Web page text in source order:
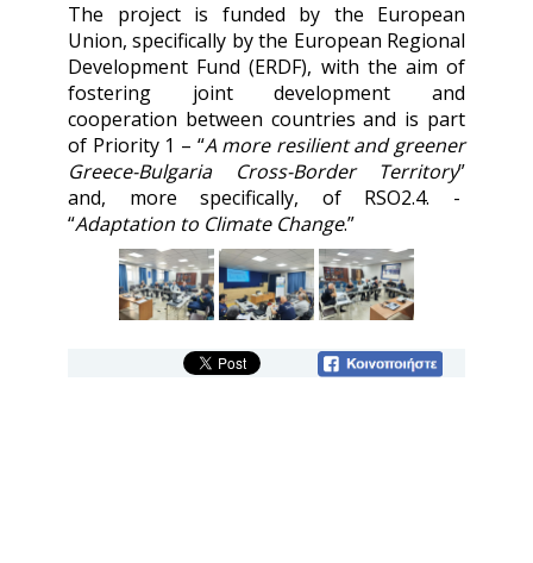
The project is funded by the European
Union, specifically by the European Regional
Development Fund (ERDF), with the aim of
fostering joint development and
cooperation between countries and is part
of Priority 1 – “A more resilient and greener
Greece-Bulgaria Cross-Border Territory”
and, more specifically, of RSO2.4. -
“Adaptation to Climate Change.”